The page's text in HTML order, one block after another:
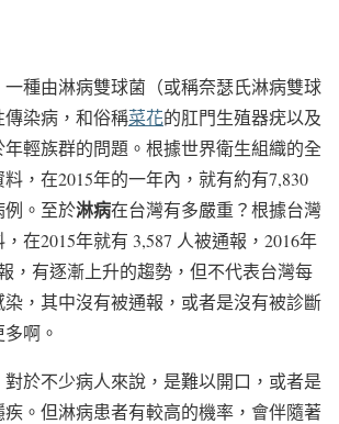
一種由淋病雙球菌（或稱奈瑟氏淋病雙球
染病，和俗稱菜花的肛門生殖器疣以及
年輕族群的問題。根據世界衛生組織的全
，在2015年的一年內，就有約有7,830
例。至於淋病在台灣有多嚴重？根據台灣
在2015年就有 3,587 人被通報，2016年
，有逐漸上升的趨勢，但不代表台灣每
，其中沒有被通報，或者是沒有被診斷
啊。
於不少病人來說，是難以開口，或者是
。但淋病患者有較高的機率，會伴隨著